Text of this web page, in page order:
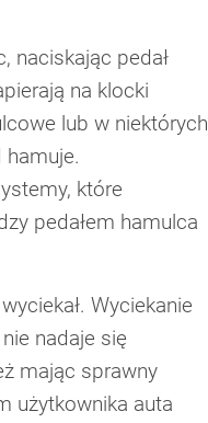
naciskając pedał
na klocki
lub w niektórych
hamuje.
które
pedałem hamulca
Wyciekanie
nadaje się
mając sprawny
użytkownika auta